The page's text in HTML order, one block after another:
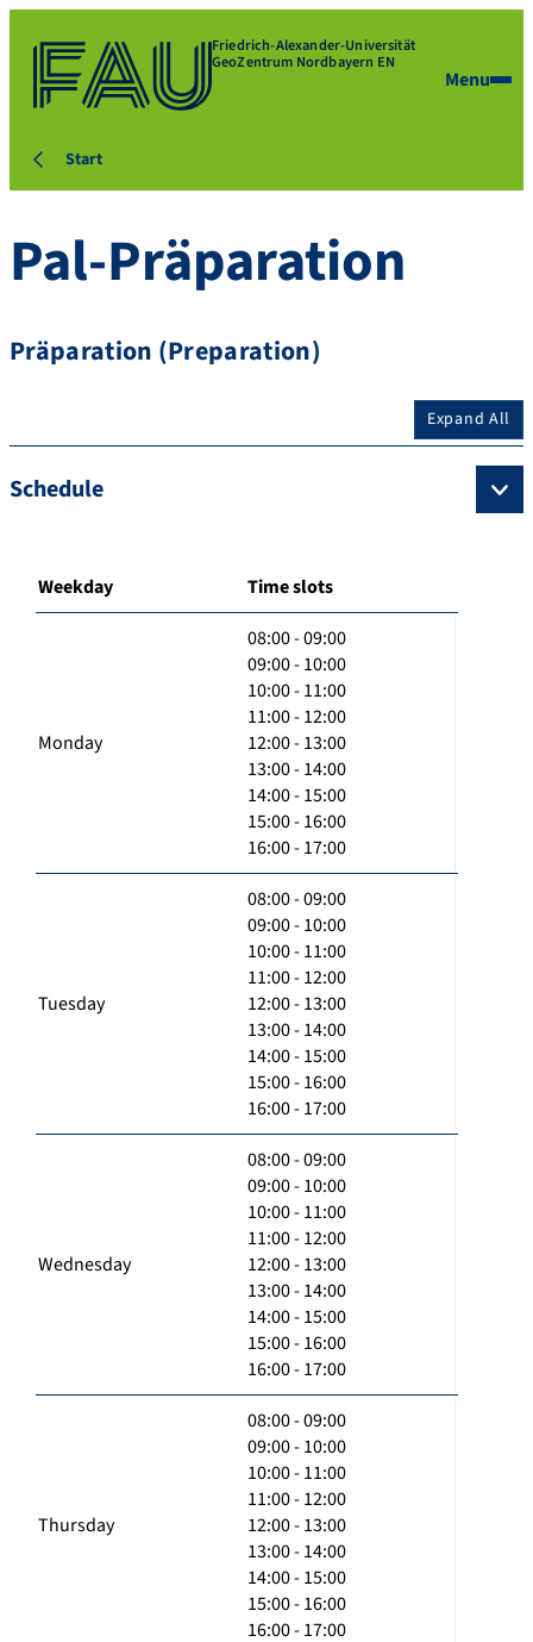
Friedrich-Alexander-Universität
GeoZentrum Nordbayern EN
Menu
Start
Pal-Präparation
Präparation (Preparation)
Expand All
Schedule
Weekday Time slots
Monday
08:00 - 09:00
09:00 - 10:00
10:00 - 11:00
11:00 - 12:00
12:00 - 13:00
13:00 - 14:00
14:00 - 15:00
15:00 - 16:00
16:00 - 17:00
Tuesday
08:00 - 09:00
09:00 - 10:00
10:00 - 11:00
11:00 - 12:00
12:00 - 13:00
13:00 - 14:00
14:00 - 15:00
15:00 - 16:00
16:00 - 17:00
Wednesday
08:00 - 09:00
09:00 - 10:00
10:00 - 11:00
11:00 - 12:00
12:00 - 13:00
13:00 - 14:00
14:00 - 15:00
15:00 - 16:00
16:00 - 17:00
Thursday
08:00 - 09:00
09:00 - 10:00
10:00 - 11:00
11:00 - 12:00
12:00 - 13:00
13:00 - 14:00
14:00 - 15:00
15:00 - 16:00
16:00 - 17:00